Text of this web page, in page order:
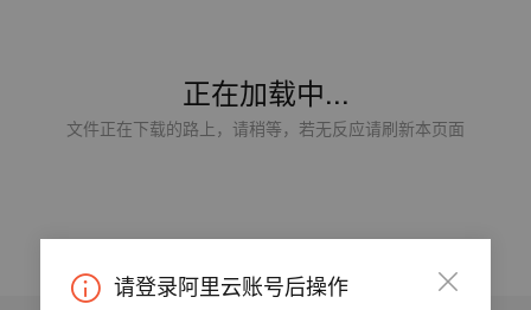
正在加载中...
文件正在下载的路上，请稍等，若无反应请刷新本页面
请登录阿里云账号后操作